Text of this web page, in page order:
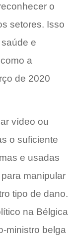
o
setores. Isso
e
a
de 2020
vídeo ou
o suficiente
e usadas
manipular
tipo de dano.
na Bélgica
ministro belga